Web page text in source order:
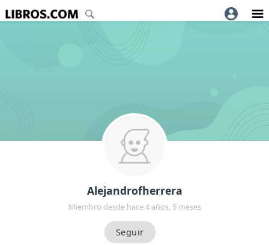
Alejandrofherrera
Miembro desde hace 4 años, 5 meses